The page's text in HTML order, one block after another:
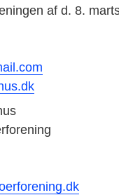
af d. 8.